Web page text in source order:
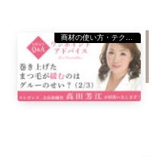
商材の使い方・テクニック